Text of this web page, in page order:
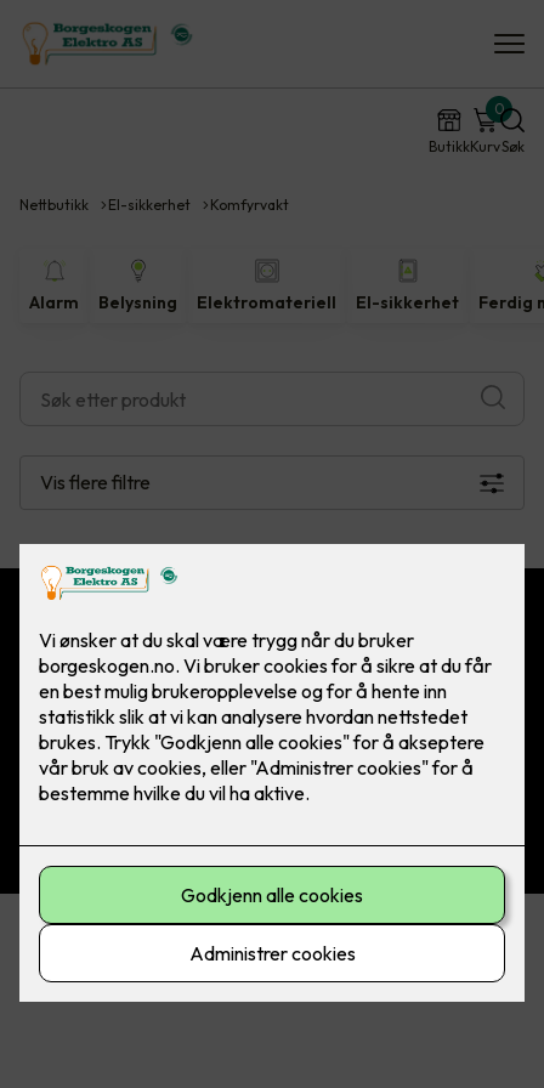
ButikkKurv
0
Søk
Nettbutikk El-sikkerhet Komfyrvakt
Alarm Belysning Elektromateriell El-sikkerhet Ferdig
Vis flere filtre
Borgeskogen Elektro
Borgeskogen 22, 3160 Stokke
elektro@borgeskogen.no
33 30 59 70
Følg oss